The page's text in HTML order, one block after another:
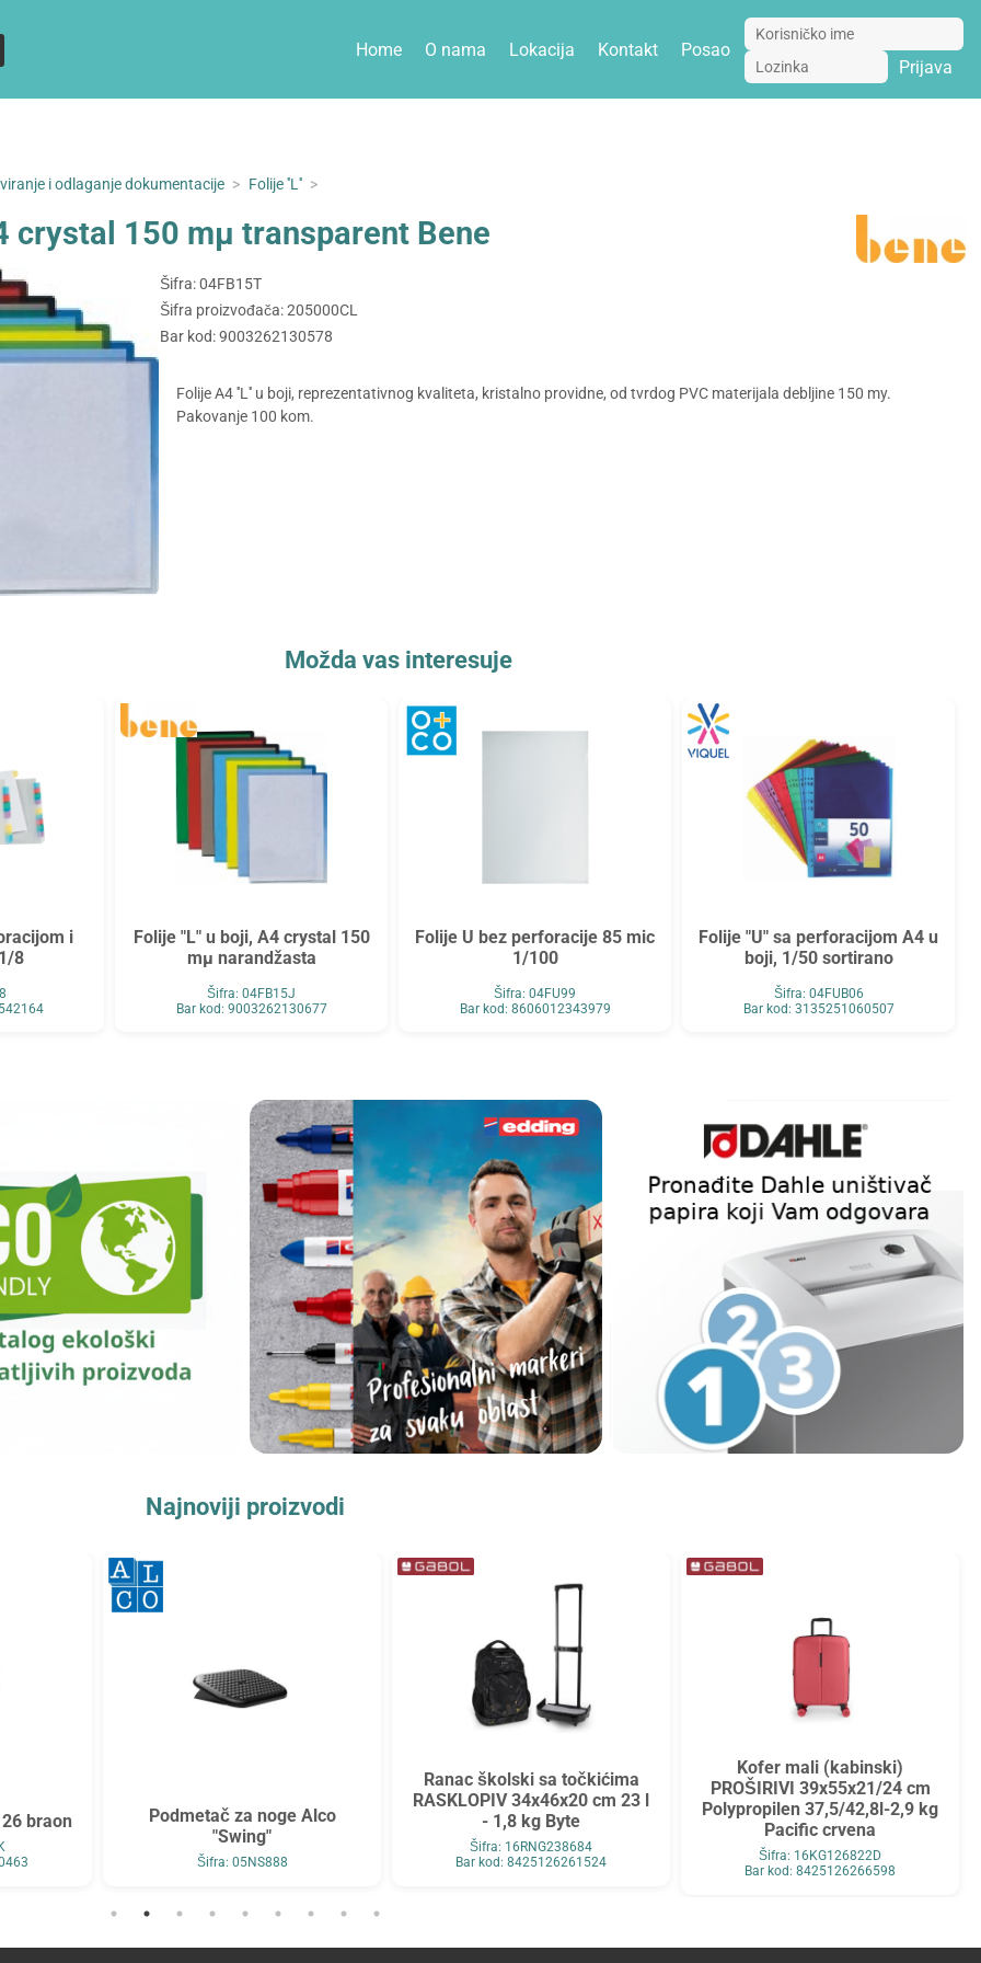
Home O nama Lokacija Kontakt
Posao
Prijava
i odlaganje dokumentacije > Folije ''L'' >
crystal 150 mµ transparent Bene
Šifra: 04FB15T
Šifra proizvođača: 205000CL
Bar kod: 9003262130578
Folije A4 ''L'' u boji, reprezentativnog kvaliteta, kristalno providne, od tvrdog PVC materijala debljine 150 my.
Pakovanje 100 kom.
Možda vas interesuje
i
8
Folije "L" u boji, A4 crystal 150
mµ narandžasta
Šifra: 04FB15J
Bar kod: 9003262130677
Folije U bez perforacije 85 mic
1/100
Šifra: 04FU99
Bar kod: 8606012343979
Folije "U" sa perforacijom A4 u
boji, 1/50 sortirano
Šifra: 04FUB06
Bar kod: 3135251060507
Najnoviji proizvodi
braon
Podmetač za noge Alco
"Swing"
Šifra: 05NS888
Ranac školski sa točkićima
RASKLOPIV 34x46x20 cm 23 l
- 1,8 kg Byte
Šifra: 16RNG238684
Bar kod: 8425126261524
Kofer mali (kabinski)
PROŠIRIVI 39x55x21/24 cm
Polypropilen 37,5/42,8l-2,9 kg
Pacific crvena
Šifra: 16KG126822D
Bar kod: 8425126266598